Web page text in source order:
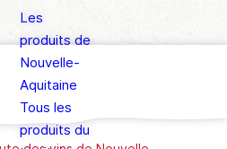
Les
produits de
Nouvelle-
Aquitaine
Tous les
produits du